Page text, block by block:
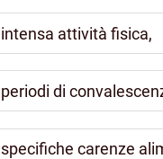
intensa attività fisica,
periodi di
specifiche carenze